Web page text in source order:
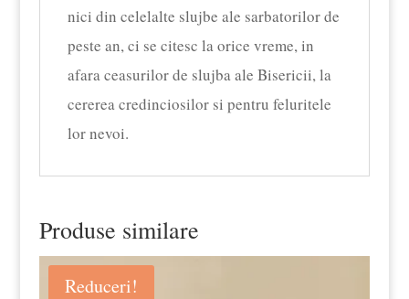
nici din celelalte slujbe ale sarbatorilor de
peste an, ci se citesc la orice vreme, in
afara ceasurilor de slujba ale Bisericii, la
cererea credinciosilor si pentru feluritele
lor nevoi.
Produse similare
Reduceri!